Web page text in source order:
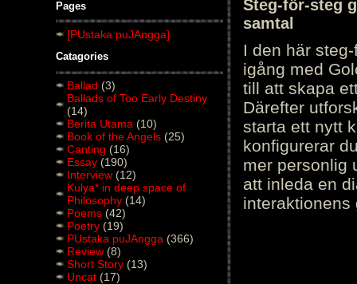
Pages
[PUstaka puJAngga]
Catagories
Ballad (3)
Ballads of Too Early Destiny
(14)
Berita Utama (10)
Book of the Angels (25)
Canting (16)
Essay (190)
Interview (12)
Kulya* in deep space of
Philosophy (14)
Poems (42)
Poetry (19)
PUstaka puJAngga (366)
Review (8)
Short Story (13)
Uncat (17)
Steg-för-steg
samtal
I den här
igång med
till att skapa
Därefter
starta ett nytt
konfigurerar
mer personlig
att inleda en
interaktionens